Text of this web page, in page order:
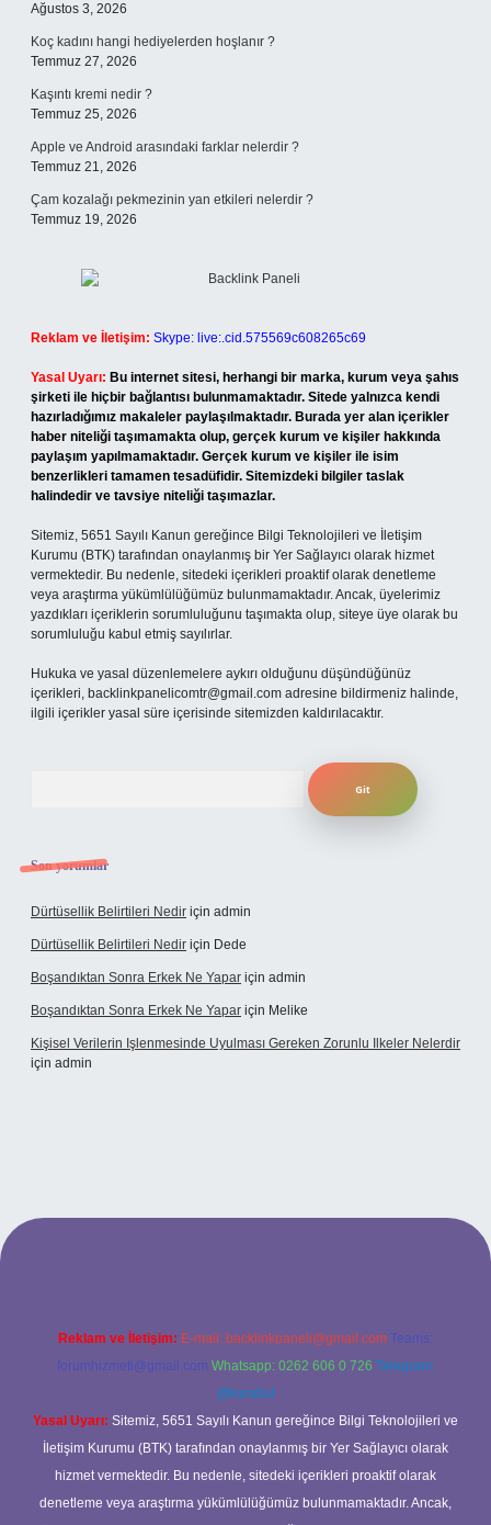
Ağustos 3, 2026
Koç kadını hangi hediyelerden hoşlanır ?
Temmuz 27, 2026
Kaşıntı kremi nedir ?
Temmuz 25, 2026
Apple ve Android arasındaki farklar nelerdir ?
Temmuz 21, 2026
Çam kozalağı pekmezinin yan etkileri nelerdir ?
Temmuz 19, 2026
Reklam ve İletişim: Skype: live:.cid.575569c608265c69
Yasal Uyarı: Bu internet sitesi, herhangi bir marka, kurum veya şahıs
şirketi ile hiçbir bağlantısı bulunmamaktadır. Sitede yalnızca kendi
hazırladığımız makaleler paylaşılmaktadır. Burada yer alan içerikler
haber niteliği taşımamakta olup, gerçek kurum ve kişiler hakkında
paylaşım yapılmamaktadır. Gerçek kurum ve kişiler ile isim
benzerlikleri tamamen tesadüfidir. Sitemizdeki bilgiler taslak
halindedir ve tavsiye niteliği taşımazlar.
Sitemiz, 5651 Sayılı Kanun gereğince Bilgi Teknolojileri ve İletişim
Kurumu (BTK) tarafından onaylanmış bir Yer Sağlayıcı olarak hizmet
vermektedir. Bu nedenle, sitedeki içerikleri proaktif olarak denetleme
veya araştırma yükümlülüğümüz bulunmamaktadır. Ancak, üyelerimiz
yazdıkları içeriklerin sorumluluğunu taşımakta olup, siteye üye olarak bu
sorumluluğu kabul etmiş sayılırlar.
Hukuka ve yasal düzenlemelere aykırı olduğunu düşündüğünüz
içerikleri, backlinkpanelicomtr@gmail.com adresine bildirmeniz halinde,
ilgili içerikler yasal süre içerisinde sitemizden kaldırılacaktır.
Son yorumlar
Dürtüsellik Belirtileri Nedir için admin
Dürtüsellik Belirtileri Nedir için Dede
Boşandıktan Sonra Erkek Ne Yapar için admin
Boşandıktan Sonra Erkek Ne Yapar için Melike
Kişisel Verilerin Işlenmesinde Uyulması Gereken Zorunlu Ilkeler Nelerdir
için admin
Reklam ve İletişim: E-mail: backlinkpaneli@gmail.com Teams:
forumhizmeti@gmail.com Whatsapp: 0262 606 0 726 Telegram:
@karabul
Yasal Uyarı: Sitemiz, 5651 Sayılı Kanun gereğince Bilgi Teknolojileri ve
İletişim Kurumu (BTK) tarafından onaylanmış bir Yer Sağlayıcı olarak
hizmet vermektedir. Bu nedenle, sitedeki içerikleri proaktif olarak
denetleme veya araştırma yükümlülüğümüz bulunmamaktadır. Ancak,